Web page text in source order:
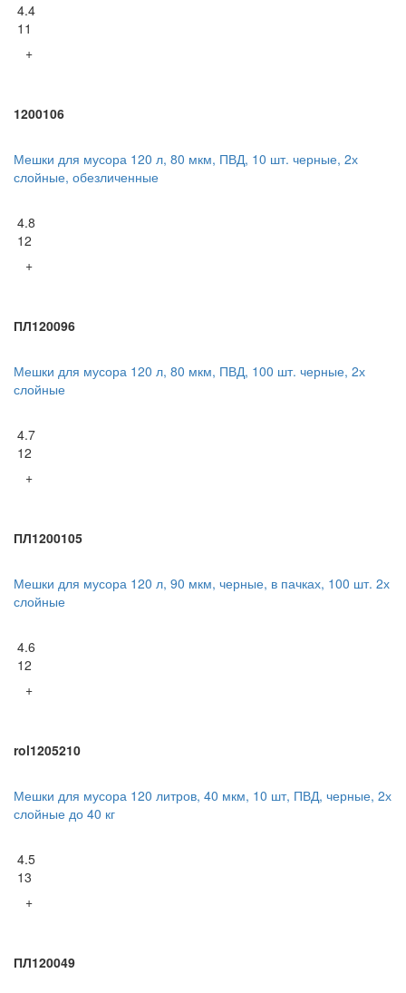
4.4
11
+
1200106
Мешки для мусора 120 л, 80 мкм, ПВД, 10 шт. черные, 2х
слойные, обезличенные
4.8
12
+
ПЛ120096
Мешки для мусора 120 л, 80 мкм, ПВД, 100 шт. черные, 2х
слойные
4.7
12
+
ПЛ1200105
Мешки для мусора 120 л, 90 мкм, черные, в пачках, 100 шт. 2х
слойные
4.6
12
+
rol1205210
Мешки для мусора 120 литров, 40 мкм, 10 шт, ПВД, черные, 2х
слойные до 40 кг
4.5
13
+
ПЛ120049